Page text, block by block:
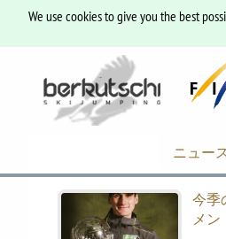
We use cookies to give you the best
ニュー
今季
メン